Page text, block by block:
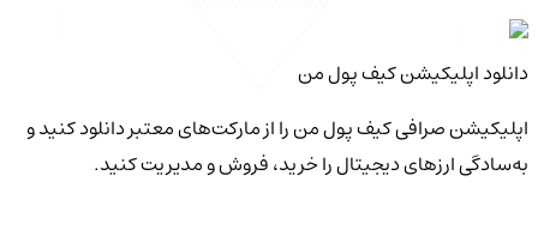
دانلود اپلیکیشن کیف‌ پول من
اپلیکیشن صرافی کیف پول من را از مارکت‌های معتبر دانلود کنید و
به‌سادگی ارزهای دیجیتال را خرید، فروش و مدیریت کنید.